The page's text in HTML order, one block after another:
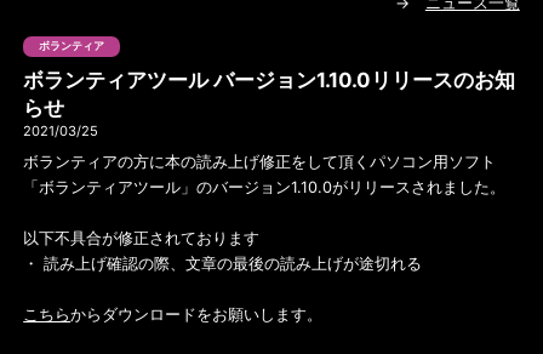
ボランティア
ボランティアツール バージョン1.10.0リリースのお知
らせ
2021/03/25
ボランティアの方に本の読み上げ修正をして頂くパソコン用ソフト
「ボランティアツール」のバージョン1.10.0がリリースされました。
以下不具合が修正されております
・ 読み上げ確認の際、文章の最後の読み上げが途切れる
こちらからダウンロードをお願いします。